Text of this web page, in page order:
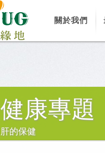
關於我們
健康專題
肝的保健